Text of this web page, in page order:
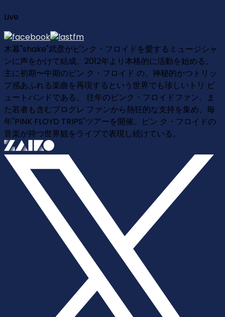
Live
木暮"shake"武彦がピンク・フロイドを愛するミュージシャ
ンに声をかけて結成。2012年より本格的に活動を始める。
主に初期〜中期のピン ク・フロイド の、神秘的かつトリッ
プ感あふれる楽曲を再現するという世界でも珍しいトリ ビ
ュートバンドである。 往年のピンク・フロイドファン、ま
た若者も含むプログレ ファンから熱狂的な支持を集め、毎
年"PINK FLOYD TRIPS"ツアーを開催。ピン ク・フロイドの
音楽が持つ世界観をライブで表現し続けている。